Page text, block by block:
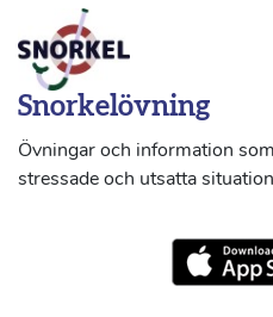
Snorkelövning
Övningar och information
stressade och utsatta